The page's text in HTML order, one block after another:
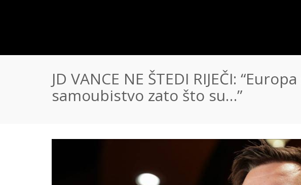
JD VANCE NE ŠTEDI RIJEČI:
samoubistvo zato što su…”